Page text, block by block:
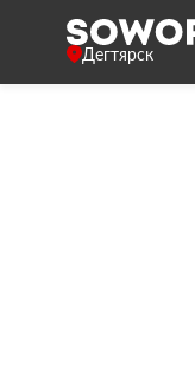
Дегтярск